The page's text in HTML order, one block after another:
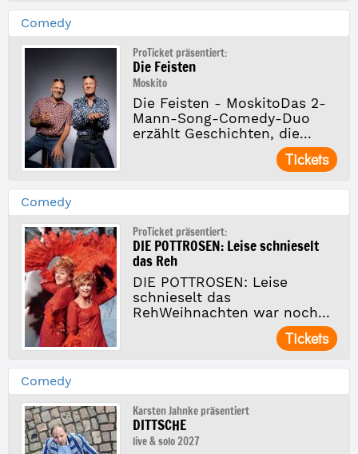
Comedy
ProTicket präsentiert:
Die Feisten
Moskito
Die Feisten - MoskitoDas 2-
Mann-Song-Comedy-Duo
erzählt Geschichten, die...
Tickets
Comedy
ProTicket präsentiert:
DIE POTTROSEN: Leise schnieselt
das Reh
DIE POTTROSEN: Leise
schnieselt das
RehWeihnachten war noch...
Tickets
Comedy
Karsten Jahnke präsentiert
DITTSCHE
live & solo 2027